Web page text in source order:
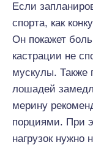
Если
спорта, как
Он покажет
кастрации не
мускулы. Также
лошадей
мерину
порциями. При
нагрузок нужно